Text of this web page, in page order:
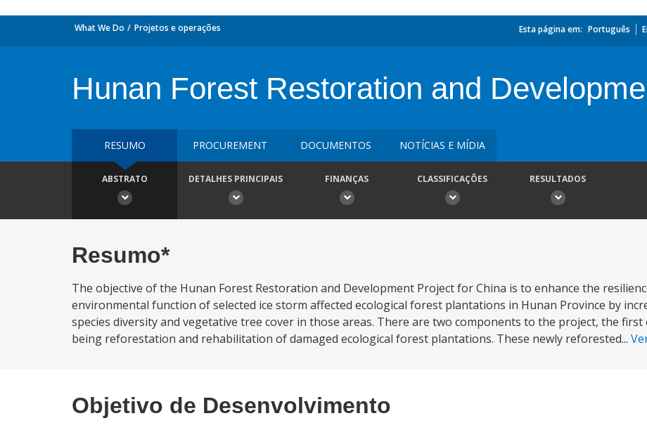
What We Do Projetos e operações Esta página em: Português
Hunan Forest Restoration and
RESUMO PROCUREMENT DOCUMENTOS NOTÍCIAS E MÍDIA
ABSTRATO DETALHES PRINCIPAIS FINANÇAS CLASSIFICAÇÕES RESULTADOS
Resumo*
The objective of the Hunan Forest Restoration and Development Project for China is to enhance the
environmental function of selected ice storm affected ecological forest plantations in Hunan Province by
species diversity and vegetative tree cover in those areas. There are two components to the project, the
being reforestation and rehabilitation of damaged ecological forest plantations. These newly reforested...
Objetivo de Desenvolvimento